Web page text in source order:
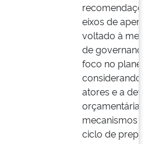
eixos de
voltado à
de
foco no
considerando
atores e a
orçamentária;
mecanismos
ciclo de